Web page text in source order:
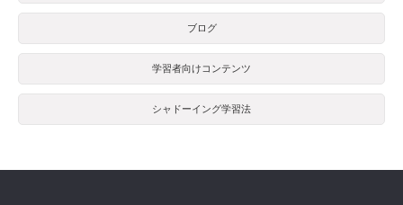
ブログ
学習者向けコンテンツ
シャドーイング学習法